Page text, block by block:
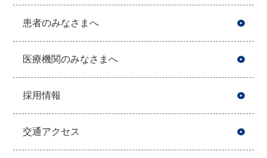
患者のみなさまへ
医療機関のみなさまへ
採用情報
交通アクセス